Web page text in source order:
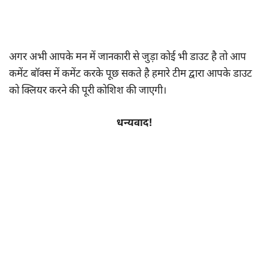
अगर अभी आपके मन में जानकारी से जुड़ा कोई भी डाउट है तो आप
कमेंट बॉक्स में कमेंट करके पूछ सकते है हमारे टीम द्वारा आपके डाउट
को क्लियर करने की पूरी कोशिश की जाएगी।
धन्यवाद!